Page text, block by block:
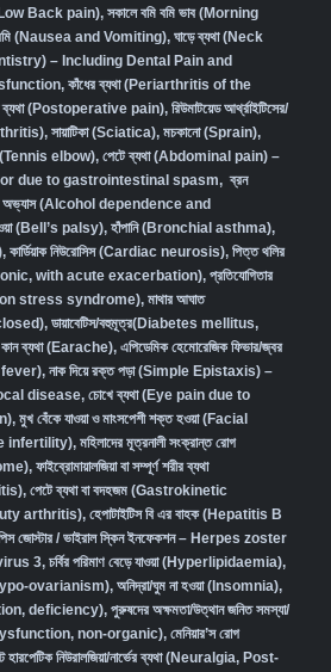
Back pain), সকালে বমি বমি ভাব (Morning
বমি (Nausea and Vomiting), ঘাড়ে ব্যথা (Neck
– Including Dental Pain and
, কাঁধের ব্যথা (Periarthritis of the
ব্যথা (Postoperative pain), রিউমাটয়েড আর্থ্রাইটিসের/
, সায়াটিকা (Sciatica), মচকানো (Sprain),
(Tennis elbow), পেটে ব্যথা (Abdominal pain) –
due to gastrointestinal spasm, ব্রন
অভ্যাস (Alcohol dependence and
(Bell’s palsy), হাঁপানি (Bronchial asthma),
, কার্ডিয়াক নিউরোসিস (Cardiac neurosis), পিত্ত থলির
with acute exacerbation), প্রতিযোগিতার
stress syndrome), মাথার আঘাত
, ডায়াবেটিস/বহুমূত্র(Diabetes mellitus,
কান ব্যথা (Earache), এপিডেমিক হেমোরেজিক ফিভার/জ্বর
, নাক দিয়ে রক্ত পড়া (Simple Epistaxis) –
disease, চোখে ব্যথা (Eye pain due to
, মুখ বেঁকে যাওয়া ও মাংসপেশী শক্ত হওয়া (Facial
infertility), মহিলাদের মূত্রনালী সংক্রান্ত রোগ
, ফাইব্রোমায়ালজিয়া বা সম্পূর্ণ শরীর ব্যথা
, পেটে ব্যথা বা বদহজম (Gastrokinetic
arthritis), হেপাটাইটিস বি এর বাহক (Hepatitis B
জোস্টার / ভাইরাল স্কিন ইনফেকশন – Herpes zoster
3, চর্বির পরিমাণ বেড়ে যাওয়া (Hyperlipidaemia),
((Hypo-ovarianism), অনিদ্রা/ঘুম না হওয়া (Insomnia),
deficiency), পুরুষদের অক্ষমতা/উত্থান জনিত সমস্যা/
dysfunction, non-organic), মেনিয়ার’স রোগ
হারপেটিক নিউরালজিয়া/নার্ভের ব্যথা (Neuralgia, Post-